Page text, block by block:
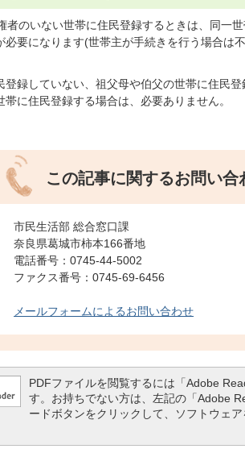
者のいない世帯に住民登録するときは、同一
必要になります(世帯主が手続きを行う場合は
録していない、祖父母や伯父の世帯に住民登
に住民登録する場合は、必要ありません。
この記事に関するお問い合
市民生活部 総合窓口課
奈良県葛城市柿本166番地
電話番号：0745-44-5002
ファクス番号：0745-69-6456
メールフォームによるお問い合わせ
PDFファイルを閲覧するには「Adobe
す。お持ちでない方は、左記の「Adobe
ードボタンをクリックして、ソフトウェ